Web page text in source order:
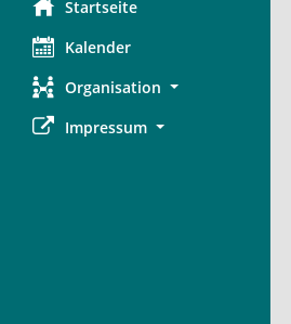
Startseite
Kalender
Organisation
Impressum